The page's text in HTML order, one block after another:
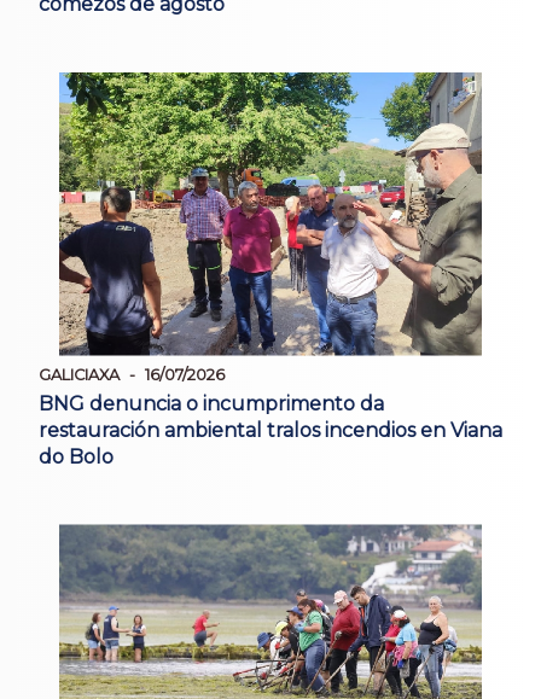
GALICIAXA 16/07/2026
BNG denuncia o incumprimento da
restauración ambiental tralos incendios en Viana
do Bolo